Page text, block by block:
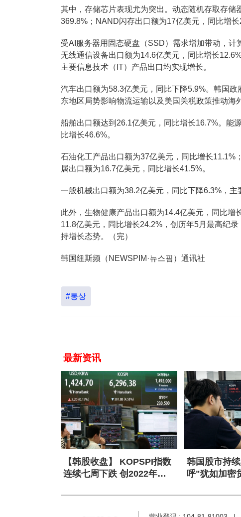
其中，存储芯片表现尤为突出。动态随机存取存
369.8%；NAND闪存出口额为17亿美元，同比增长
受AI服务器用固态硬盘（SSD）需求增加带动，计
无线通信设备出口额为14.6亿美元，同比增长
主要信息技术（IT）产品出口均实现增长。
汽车出口额为58.3亿美元，同比下降5.9%。韩国
东地区局势影响物流运输以及美国关税政策推动海
船舶出口额达到26.1亿美元，同比增长16.7%。能
比增长46.6%。
石油化工产品出口额为37亿美元，同比增长11.1%
属出口额为16.7亿美元，同比增长41.5%。
一般机械出口额为38.2亿美元，同比下降6.3%，
此外，生物健康产品出口额为14.4亿美元，同比增
11.8亿美元，同比增长24.2%，创历年5月最高纪
持增长态势。（完）
韩国纽斯频（NEWSPIM·뉴스핌）通讯社
#통상
最新资讯
【韩股收盘】 KOPSPI指数
连续七周下跌 创2022年以
韩国股市持
呼"犹如加密